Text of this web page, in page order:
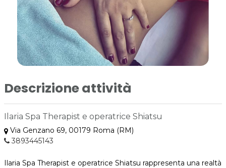
Descrizione attività
Ilaria Spa Therapist e operatrice Shiatsu
Via Genzano 69, 00179 Roma (RM)
3893445143
Ilaria Spa Therapist e operatrice Shiatsu rappresenta una realtà